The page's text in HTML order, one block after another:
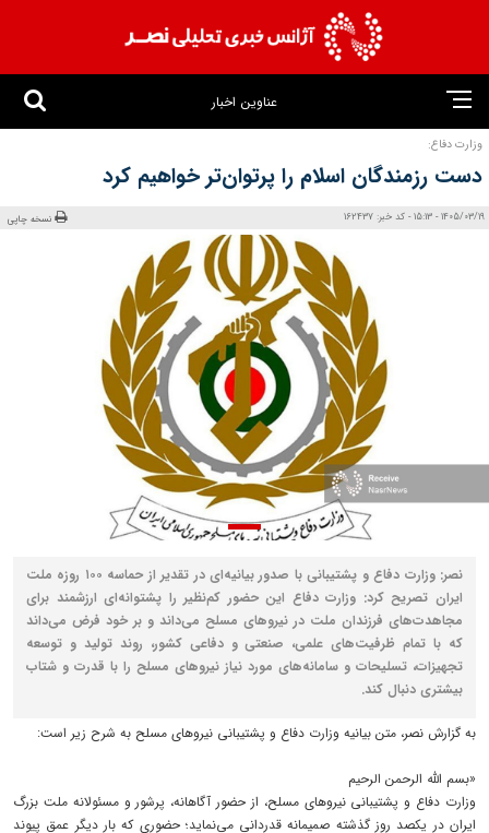
عناوین اخبار
وزارت دفاع:
دست رزمندگان اسلام را پرتوان‌تر خواهیم کرد
1405/03/19 - 15:13 - کد خبر: 162437 نسخه چاپی
نصر: وزارت دفاع و پشتیبانی با صدور بیانیه‌ای در تقدیر از حماسه ۱۰۰ روزه ملت
ایران تصریح کرد: وزارت دفاع این حضور کم‌نظیر را پشتوانه‌ای ارزشمند برای
مجاهدت‌های فرزندان ملت در نیروهای مسلح می‌داند و بر خود فرض می‌داند
که با تمام ظرفیت‌های علمی، صنعتی و دفاعی کشور، روند تولید و توسعه
تجهیزات، تسلیحات و سامانه‌های مورد نیاز نیروهای مسلح را با قدرت و شتاب
بیشتری دنبال کند.
به گزارش نصر، متن بیانیه وزارت دفاع و پشتیبانی نیروهای مسلح به شرح زیر است:
«بسم الله الرحمن الرحیم
وزارت دفاع و پشتیبانی نیروهای مسلح، از حضور آگاهانه، پرشور و مسئولانه ملت بزرگ
ایران در یکصد روز گذشته صمیمانه قدردانی می‌نماید؛ حضوری که بار دیگر عمق پیوند